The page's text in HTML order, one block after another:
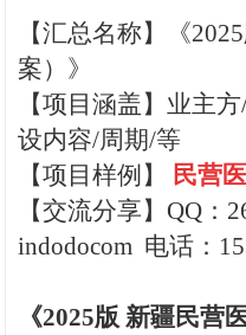
【汇总名称】《
案）》
【项目涵盖】业主
设内容/周期/等
【项目样例】 民营
【交流分享】QQ：
indodocom 电话：
《2025版 新疆民